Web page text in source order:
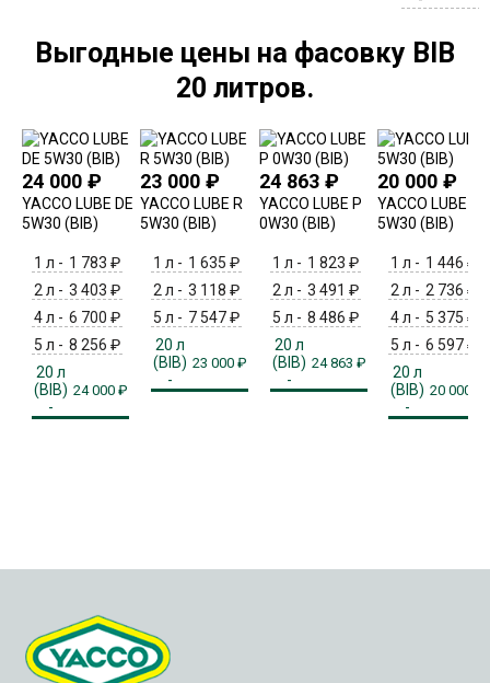
Выгодные цены на фасовку BIB
20 литров.
24 000 ₽
YACCO LUBE DE
5W30 (BIB)
1 л - 1 783 ₽
2 л - 3 403 ₽
4 л - 6 700 ₽
5 л - 8 256 ₽
20 л
(BIB)
-
24 000 ₽
23 000₽
YACCO LUBE R
5W30 (BIB)
1 л - 1 635 ₽
2 л - 3 118 ₽
5 л - 7 547₽
20 л
(BIB)
-
23 000 ₽
24 863 ₽
YACCO LUBE P
0W30 (BIB)
1 л - 1 823 ₽
2 л - 3 491 ₽
5 л - 8 486 ₽
20 л
(BIB)
-
24 863 ₽
20 000₽
YACCO LUBE F
5W30 (BIB)
1 л - 1 446 ₽
2 л - 2 736 ₽
4 л - 5 375 ₽
5 л - 6 597₽
20 л
(BIB)
-
20 000